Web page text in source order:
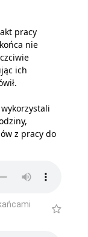
pracy
nie
ich
z pracy do